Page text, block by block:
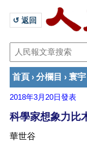
↺ 返回
首頁 › 分欄目 › 寰宇
2018年3月20日發表
科學家想象力比
華世谷